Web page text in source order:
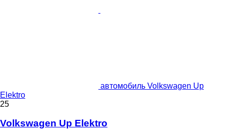
автомобиль Volkswagen Up
Elektro
25
Volkswagen Up Elektro